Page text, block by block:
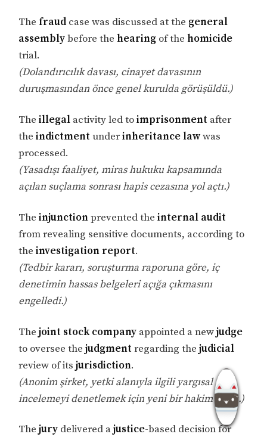
The fraud case was discussed at the general
assemblybefore thehearing of thehomicide
trial.
(Dolandırıcılık davası, cinayet davasının
duruşmasından önce genel kurulda görüşüldü.)
Theillegal activity led toimprisonment after
theindictment underinheritance lawwas
processed.
(Yasadışı faaliyet, miras hukuku kapsamında
açılan suçlama sonrası hapis cezasına yol açtı.)
Theinjunctionprevented theinternal audit
from revealing sensitive documents, according to
theinvestigation report.
(Tedbir kararı, soruşturma raporuna göre, iç
denetimin hassas belgeleri açığa çıkmasını
engelledi.)
Thejoint stock company appointed a newjudge
to oversee thejudgment regarding thejudicial
review of itsjurisdiction.
(Anonim şirket, yetki alanıyla ilgili yargısal
incelemeyi denetlemek için yeni bir hakim atadı.)
Thejury delivered ajustice-based decision for